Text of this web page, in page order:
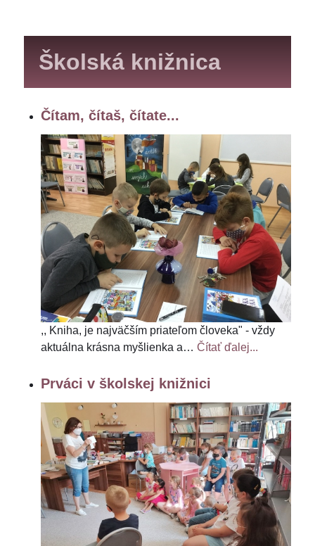
Školská knižnica
Čítam, čítaš, čítate...
,, Kniha, je najväčším priateľom človeka" - vždy
aktuálna krásna myšlienka a… Čítať ďalej...
Prváci v školskej knižnici